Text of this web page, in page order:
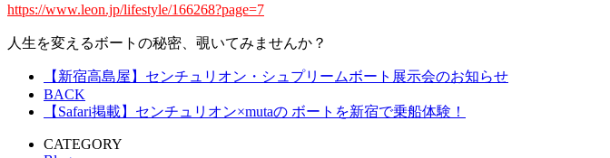
https://www.leon.jp/lifestyle/166268?page=7
人生を変えるボートの秘密、覗いてみませんか？
【新宿高島屋】センチュリオン・シュプリームボート展示会のお知らせ
BACK
【Safari掲載】センチュリオン×mutaの ボートを新宿で乗船体験！
CATEGORY